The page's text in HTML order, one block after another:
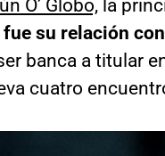
O’ Globo, la
fue su relación
banca a titular
cuatro